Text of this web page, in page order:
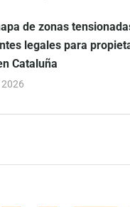
de zonas
legales para
Cataluña